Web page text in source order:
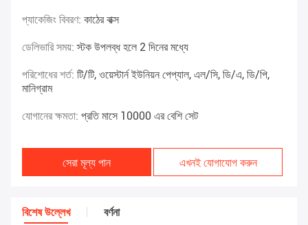
প্যাকেজিং বিবরণ: কাঠের বাক্স
ডেলিভারি সময়:স্টক উপলব্ধ হলে 2 দিনের মধ্যে
পরিশোধের শর্ত: টি/টি, ওয়েস্টার্ন ইউনিয়ন পেপ্যাল, এল/সি, ডি/এ, ডি/পি,
মানিগ্রাম
যোগানের ক্ষমতা: প্রতি মাসে 10000 এর বেশি সেট
সেরা মূল্য পান এখনই যোগাযোগ করুন
বিশেষ উল্লেখ বর্ণনা